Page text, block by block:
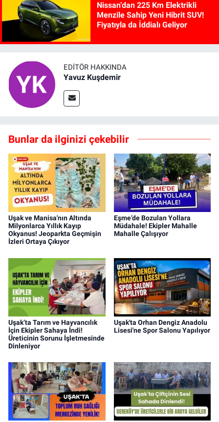
Nissan’dan 225 Km Elektrikli
Menzile Sahip Yeni Hibrit SUV!
Fiyatıyla da İddialı Geliyor
EDITÖR HAKKINDA
Yavuz Kuşdemir
Bunlar da ilginizi çekebilir
Uşak ve Manisa'nın Altında
Milyonlarca Yıllık Kayıp
Okyanus! Jeoparkta Geçmişin
İzleri Ortaya Çıkıyor
Eşme’de Bozulan Yollara
Müdahale! Ekipler Mahalle
Mahalle Çalışıyor
Uşak’ta Tarım ve Hayvancılık
İçin Ekipler Sahaya İndi!
Üreticinin Sorunu İşletmesinde
Dinleniyor
Uşak'ta Orhan Dengiz Anadolu
Lisesi'ne Spor Salonu Yapılıyor